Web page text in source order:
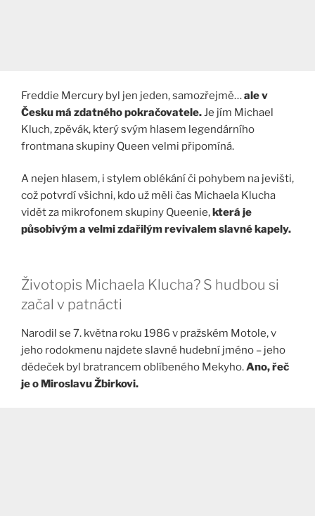
Freddie Mercury byl jen jeden, samozřejmě…ale v
Česku má zdatného pokračovatele.Je jím Michael
Kluch, zpěvák, který svým hlasem legendárního
frontmana skupiny Queen velmi připomíná.
A nejen hlasem, i stylem oblékání či pohybem na jevišti,
což potvrdí všichni, kdo už měli čas Michaela Klucha
vidět za mikrofonem skupiny Queenie,která je
působivým a velmi zdařilým revivalem slavné kapely.
Životopis Michaela Klucha? S hudbou si
začal v patnácti
Narodil se 7. května roku 1986 v pražském Motole, v
jeho rodokmenu najdete slavné hudební jméno – jeho
dědeček byl bratrancem oblíbeného Mekyho.Ano, řeč
je o Miroslavu Žbirkovi.